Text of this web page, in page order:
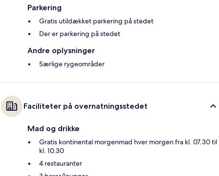
Parkering
Gratis utildækket parkering på stedet
Der er parkering på stedet
Andre oplysninger
Særlige rygeområder
Faciliteter på overnatningsstedet
Mad og drikke
Gratis kontinental morgenmad hver morgen fra kl. 07.30 til
kl. 10.30
4 restauranter